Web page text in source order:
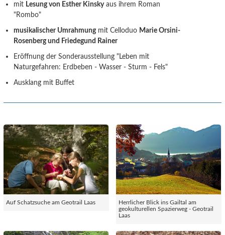
mit Lesung von Esther Kinskyaus ihrem Roman
"Rombo"
musikalischer Umrahmungmit Celloduo Marie Orsini-
Rosenberg und Friedegund Rainer
Eröffnung der Sonderausstellung "Leben mit
Naturgefahren: Erdbeben - Wasser - Sturm - Fels"
Ausklang mit Buffet
Auf Schatzsuche am Geotrail Laas
Herrlicher Blick ins Gailtal am
geokulturellen Spazierweg - Geotrail
Laas